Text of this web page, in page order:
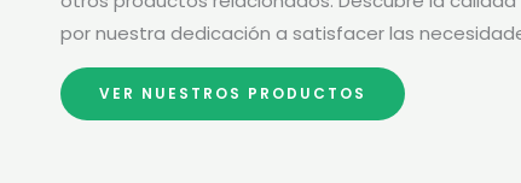
por nuestra dedicación a satisfacer las
VER NUESTROS PRODUCTOS